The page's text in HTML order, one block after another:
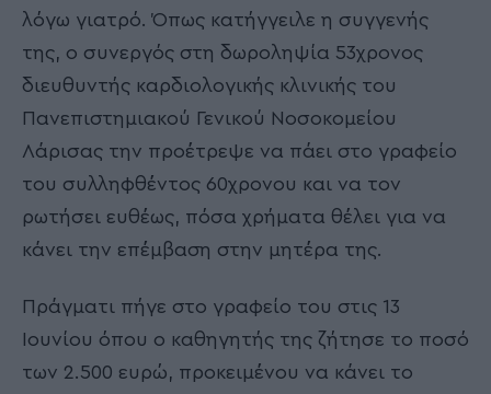
λόγω γιατρό. Όπως κατήγγειλε η συγγενής
της, ο συνεργός στη δωροληψία 53χρονος
διευθυντής καρδιολογικής κλινικής του
Πανεπιστημιακού Γενικού Νοσοκομείου
Λάρισας την προέτρεψε να πάει στο γραφείο
του συλληφθέντος 60χρονου και να τον
ρωτήσει ευθέως, πόσα χρήματα θέλει για να
κάνει την επέμβαση στην μητέρα της.
Πράγματι πήγε στο γραφείο του στις 13
Ιουνίου όπου ο καθηγητής της ζήτησε το ποσό
των 2.500 ευρώ, προκειμένου να κάνει το